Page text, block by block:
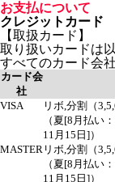
お支払について
クレジットカード
【取扱カード】
取り扱いカードは
すべてのカード会
カード会
社
VISA
リボ,分割（
（夏[8月払い
11月15日]）
MASTER リボ,分割（
（夏[8月払い
11月15日]）